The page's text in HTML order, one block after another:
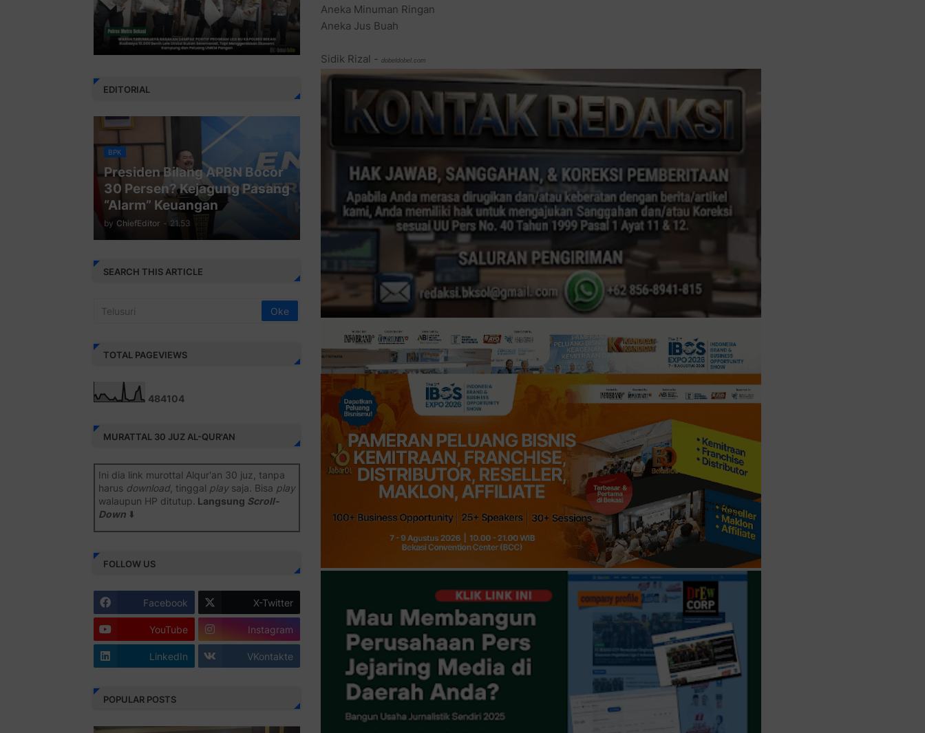
Aneka Minuman Ringan
Aneka Jus Buah
Sidik Rizal - dobeldobel.com
EDITORIAL
BPK
Presiden Bilang APBN Bocor
30 Persen? Kejagung Pasang
“Alarm” Keuangan
by ChiefEditor - 21.53
SEARCH THIS ARTICLE
TOTAL PAGEVIEWS
484104
MURATTAL 30 JUZ AL-QUR'AN
Ini dia link murottal Alqur'an 30 juz, tanpa
harus download, tinggal playsaja. Bisa play
walaupun HP ditutup. Langsung Scroll-
Down⬇️
Juz 1 ⇨http://j.mp/2b8SiNO
Juz 2 ⇨http://j.mp/2b8RJmQ
Juz 3 ⇨http://j.mp/2bFSrtF
Juz 4 ⇨http://j.mp/2b8SXi3
Juz 5 ⇨http://j.mp/2b8RZm3
Juz 6 ⇨http://j.mp/28MBohs
Juz 7 ⇨http://j.mp/2bFRIZC
FOLLOW US
Facebook X-Twitter
YouTube Instagram
LinkedIn VKontakte
POPULAR POSTS